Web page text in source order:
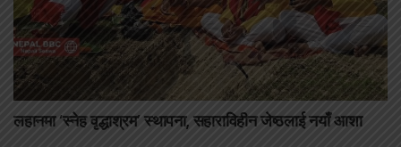
लहानमा ‘स्नेह वृद्धाश्रम’ स्थापना, सहाराविहीन जेष्ठलाई नयाँ आशा